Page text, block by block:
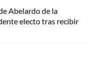
Abelardo de la
electo tras recibir